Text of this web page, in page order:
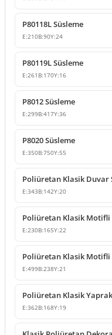
P80118L Süsleme
E:210B:90Y:24
P80119L Süsleme
E:261 B:170Y:16
P8012 Süsleme
E:299B:417Y:36
P8020 Süsleme
E:350B:750Y:55
E:343B:142Y:20
E:230B:165Y:22
E:499B:238Y:21
E:362B:168Y:19